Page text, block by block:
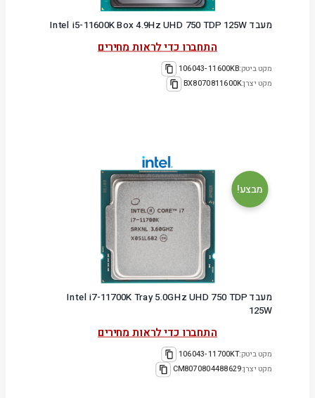
מעבד Intel i5-11600K Box 4.9Hz UHD 750 TDP 125W
התחברו כדי לראות מחירים
מקט ביטק:106043-11600KB
מקט יצרן:BX8070811600K
מבצע!
מעבד Intel i7-11700K Tray 5.0GHz UHD 750 TDP
125W
התחברו כדי לראות מחירים
מקט ביטק:106043-11700KT
מקט יצרן:CM8070804488629